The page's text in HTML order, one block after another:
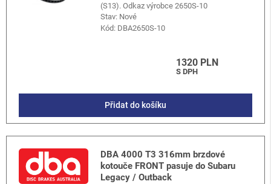
(S13). Odkaz výrobce 2650S-10
Stav: Nové
Kód: DBA2650S-10
1320 PLN
S DPH
Přidat do košíku
DBA 4000 T3 316mm brzdové
kotouče FRONT pasuje do Subaru
Legacy / Outback